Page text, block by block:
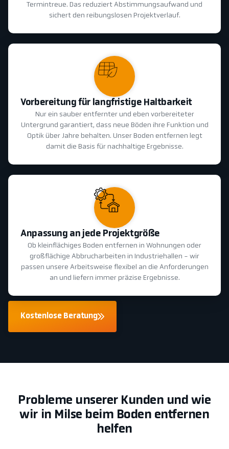
Termintreue. Das reduziert Abstimmungsaufwand und
sichert den reibungslosen Projektverlauf.
Vorbereitung für langfristige Haltbarkeit
Nur ein sauber entfernter und eben vorbereiteter
Untergrund garantiert, dass neue Böden ihre Funktion und
Optik über Jahre behalten. Unser Boden entfernen legt
damit die Basis für nachhaltige Ergebnisse.
Anpassung an jede Projektgröße
Ob kleinflächiges Boden entfernen in Wohnungen oder
großflächige Abbrucharbeiten in Industriehallen - wir
passen unsere Arbeitsweise flexibel an die Anforderungen
an und liefern immer präzise Ergebnisse.
Kostenlose Beratung
Probleme unserer Kunden und wie
wir in Milse beim Boden entfernen
helfen